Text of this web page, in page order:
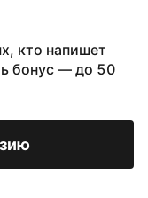
кто напишет
бонус — до 50